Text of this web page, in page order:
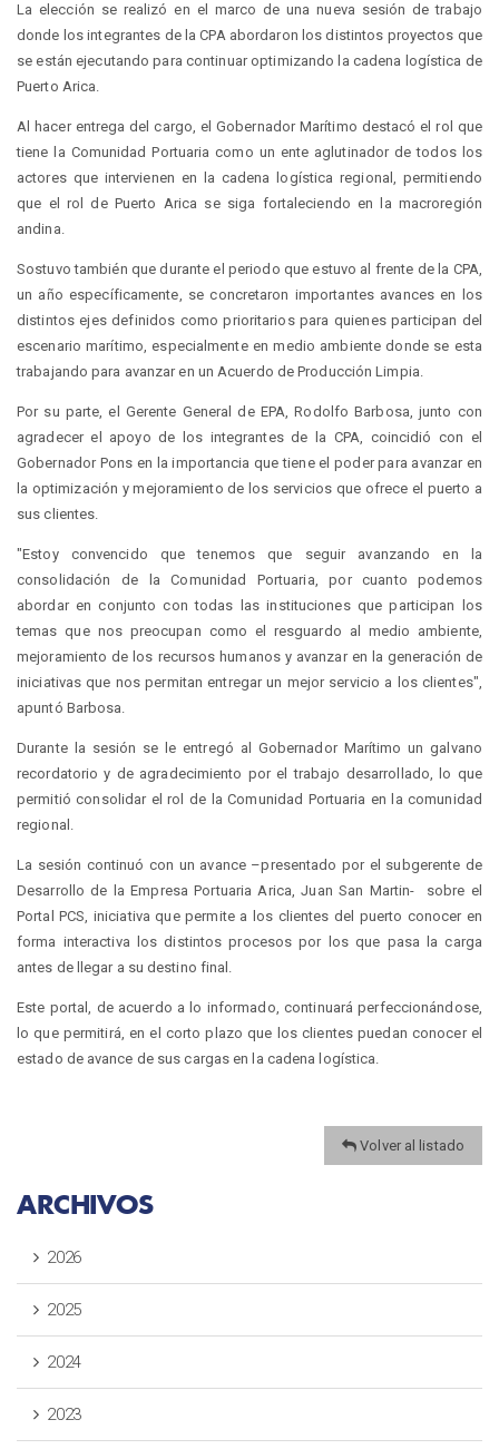
La elección se realizó en el marco de una nueva sesión de trabajo
donde los integrantes de la CPA abordaron los distintos proyectos que
se están ejecutando para continuar optimizando la cadena logística de
Puerto Arica.
Al hacer entrega del cargo, el Gobernador Marítimo destacó el rol que
tiene la Comunidad Portuaria como un ente aglutinador de todos los
actores que intervienen en la cadena logística regional, permitiendo
que el rol de Puerto Arica se siga fortaleciendo en la macroregión
andina.
Sostuvo también que durante el periodo que estuvo al frente de la CPA,
un año específicamente, se concretaron importantes avances en los
distintos ejes definidos como prioritarios para quienes participan del
escenario marítimo, especialmente en medio ambiente donde se esta
trabajando para avanzar en un Acuerdo de Producción Limpia.
Por su parte, el Gerente General de EPA, Rodolfo Barbosa, junto con
agradecer el apoyo de los integrantes de la CPA, coincidió con el
Gobernador Pons en la importancia que tiene el poder para avanzar en
la optimización y mejoramiento de los servicios que ofrece el puerto a
sus clientes.
"Estoy convencido que tenemos que seguir avanzando en la
consolidación de la Comunidad Portuaria, por cuanto podemos
abordar en conjunto con todas las instituciones que participan los
temas que nos preocupan como el resguardo al medio ambiente,
mejoramiento de los recursos humanos y avanzar en la generación de
iniciativas que nos permitan entregar un mejor servicio a los clientes",
apuntó Barbosa.
Durante la sesión se le entregó al Gobernador Marítimo un galvano
recordatorio y de agradecimiento por el trabajo desarrollado, lo que
permitió consolidar el rol de la Comunidad Portuaria en la comunidad
regional.
La sesión continuó con un avance –presentado por el subgerente de
Desarrollo de la Empresa Portuaria Arica, Juan San Martin- sobre el
Portal PCS, iniciativa que permite a los clientes del puerto conocer en
forma interactiva los distintos procesos por los que pasa la carga
antes de llegar a su destino final.
Este portal, de acuerdo a lo informado, continuará perfeccionándose,
lo que permitirá, en el corto plazo que los clientes puedan conocer el
estado de avance de sus cargas en la cadena logística.
Volver al listado
ARCHIVOS
2026
2025
2024
2023